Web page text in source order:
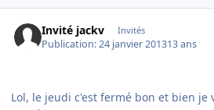
Invité jackv Invités
Publication:24 janvier 201313 ans
Lol, le jeudi c'est fermé bon et bien je